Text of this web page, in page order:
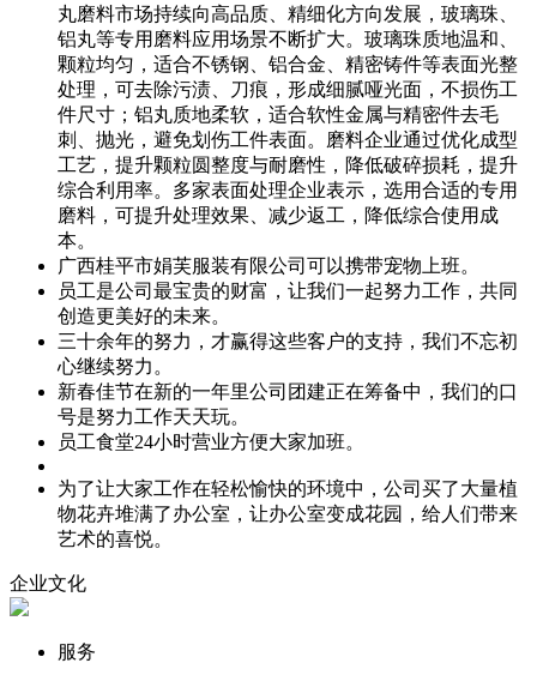
丸磨料市场持续向高品质、精细化方向发展，玻璃珠、
铝丸等专用磨料应用场景不断扩大。玻璃珠质地温和、
颗粒均匀，适合不锈钢、铝合金、精密铸件等表面光整
处理，可去除污渍、刀痕，形成细腻哑光面，不损伤工
件尺寸；铝丸质地柔软，适合软性金属与精密件去毛
刺、抛光，避免划伤工件表面。磨料企业通过优化成型
工艺，提升颗粒圆整度与耐磨性，降低破碎损耗，提升
综合利用率。多家表面处理企业表示，选用合适的专用
磨料，可提升处理效果、减少返工，降低综合使用成
本。
广西桂平市娟芙服装有限公司可以携带宠物上班。
员工是公司最宝贵的财富，让我们一起努力工作，共同
创造更美好的未来。
三十余年的努力，才赢得这些客户的支持，我们不忘初
心继续努力。
新春佳节在新的一年里公司团建正在筹备中，我们的口
号是努力工作天天玩。
员工食堂24小时营业方便大家加班。
为了让大家工作在轻松愉快的环境中，公司买了大量植
物花卉堆满了办公室，让办公室变成花园，给人们带来
艺术的喜悦。
企业文化
服务